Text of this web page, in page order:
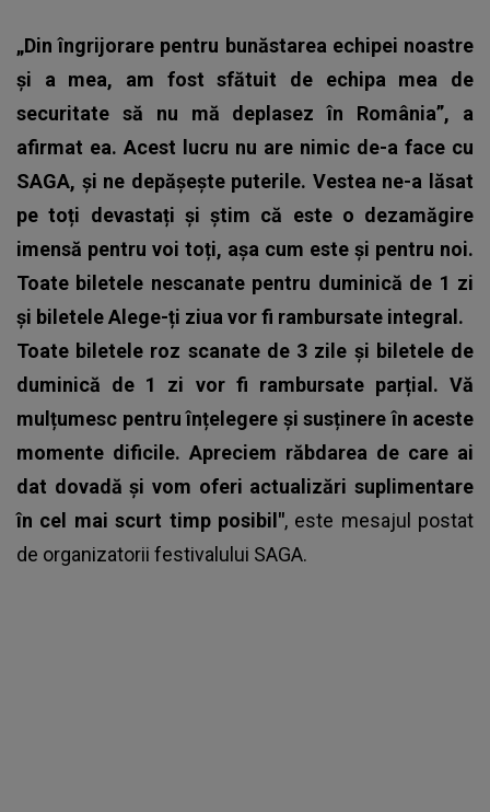
„Din îngrijorare pentru bunăstarea echipei noastre
şi a mea, am fost sfătuit de echipa mea de
securitate să nu mă deplasez în România”, a
afirmat ea. Acest lucru nu are nimic de-a face cu
SAGA, și ne depășește puterile. Vestea ne-a lăsat
pe toți devastați și știm că este o dezamăgire
imensă pentru voi toți, așa cum este și pentru noi.
Toate biletele nescanate pentru duminică de 1 zi
și biletele Alege-ți ziua vor fi rambursate integral.
Toate biletele roz scanate de 3 zile și biletele de
duminică de 1 zi vor fi rambursate parțial. Vă
mulțumesc pentru înțelegere și susținere în aceste
momente dificile. Apreciem răbdarea de care ai
dat dovadă și vom oferi actualizări suplimentare
în cel mai scurt timp posibil", este mesajul postat
de organizatorii festivalului SAGA.